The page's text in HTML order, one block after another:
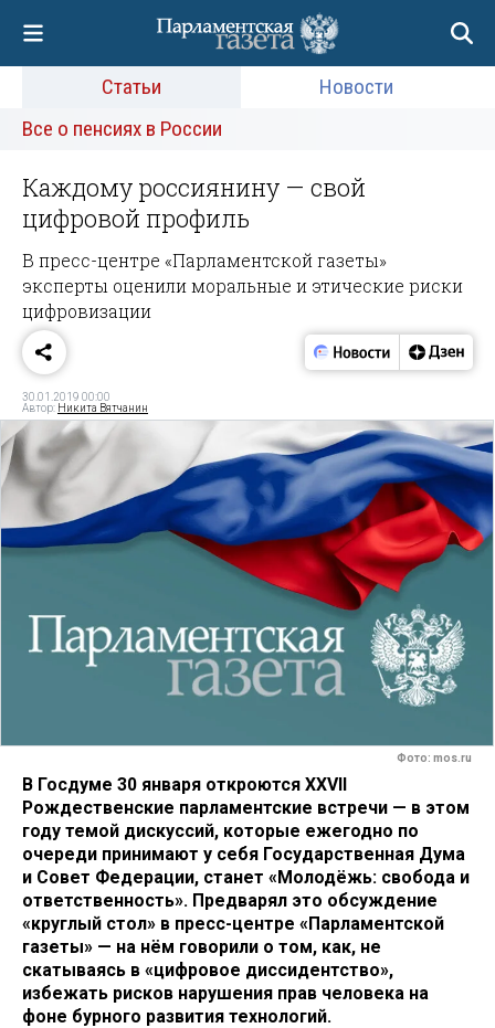
Статьи
Новости
Все о пенсиях в России
Каждому россиянину — свой
цифровой профиль
В пресс-центре «Парламентской газеты»
эксперты оценили моральные и этические риски
цифровизации
30.01.2019 00:00
Автор: Никита Вятчанин
Фото: mos.ru
В Госдуме 30 января откроются ХХVII
Рождественские парламентские встречи — в этом
году темой дискуссий, которые ежегодно по
очереди принимают у себя Государственная Дума
и Совет Федерации, станет «Молодёжь: свобода и
ответственность». Предварял это обсуждение
«круглый стол» в пресс-центре «Парламентской
газеты» — на нём говорили о том, как, не
скатываясь в «цифровое диссидентство»,
избежать рисков нарушения прав человека на
фоне бурного развития технологий.